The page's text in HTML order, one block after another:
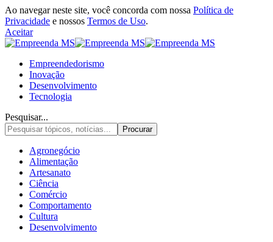
Ao navegar neste site, você concorda com nossa Política de
Privacidade e nossos Termos de Uso.
Aceitar
Empreendedorismo
Inovação
Desenvolvimento
Tecnologia
Pesquisar...
Agronegócio
Alimentação
Artesanato
Ciência
Comércio
Comportamento
Cultura
Desenvolvimento